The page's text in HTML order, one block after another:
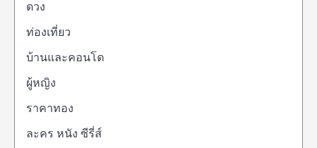
ดวง
ท่องเที่ยว
บ้านและคอนโด
ผู้หญิง
ราคาทอง
ละคร หนัง ซีรี่ส์